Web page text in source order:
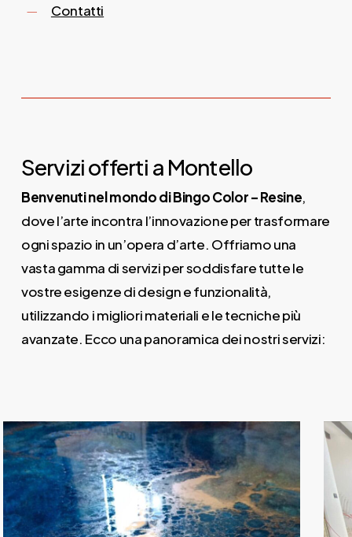
Contatti
Servizi offerti a Montello
Benvenuti nel mondo di Bingo Color – Resine,
dove l’arte incontra l’innovazione per trasformare
ogni spazio in un’opera d’arte. Offriamo una
vasta gamma di servizi per soddisfare tutte le
vostre esigenze di design e funzionalità,
utilizzando i migliori materiali e le tecniche più
avanzate. Ecco una panoramica dei nostri servizi: